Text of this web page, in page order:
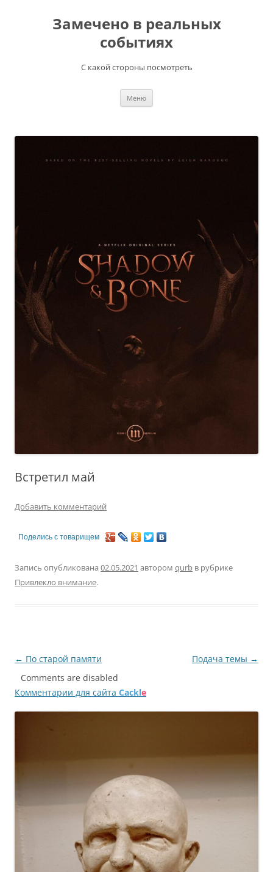
содержимомуЗамечено в реальных
событиях
С какой стороны посмотреть
Меню
Встретил май
Добавить комментарий
Поделись с товарищем
Запись опубликована 02.05.2021 автором qurb в рубрике
Привлекло внимание.
Навигация
по
записям
← По старой памяти Подача темы →
Comments are disabled
Комментарии для сайта Cackle